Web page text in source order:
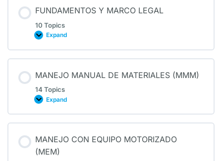
FUNDAMENTOS Y MARCO LEGAL
10 Topics
Expand
MANEJO MANUAL DE MATERIALES (MMM)
14 Topics
Expand
MANEJO CON EQUIPO MOTORIZADO
(MEM)